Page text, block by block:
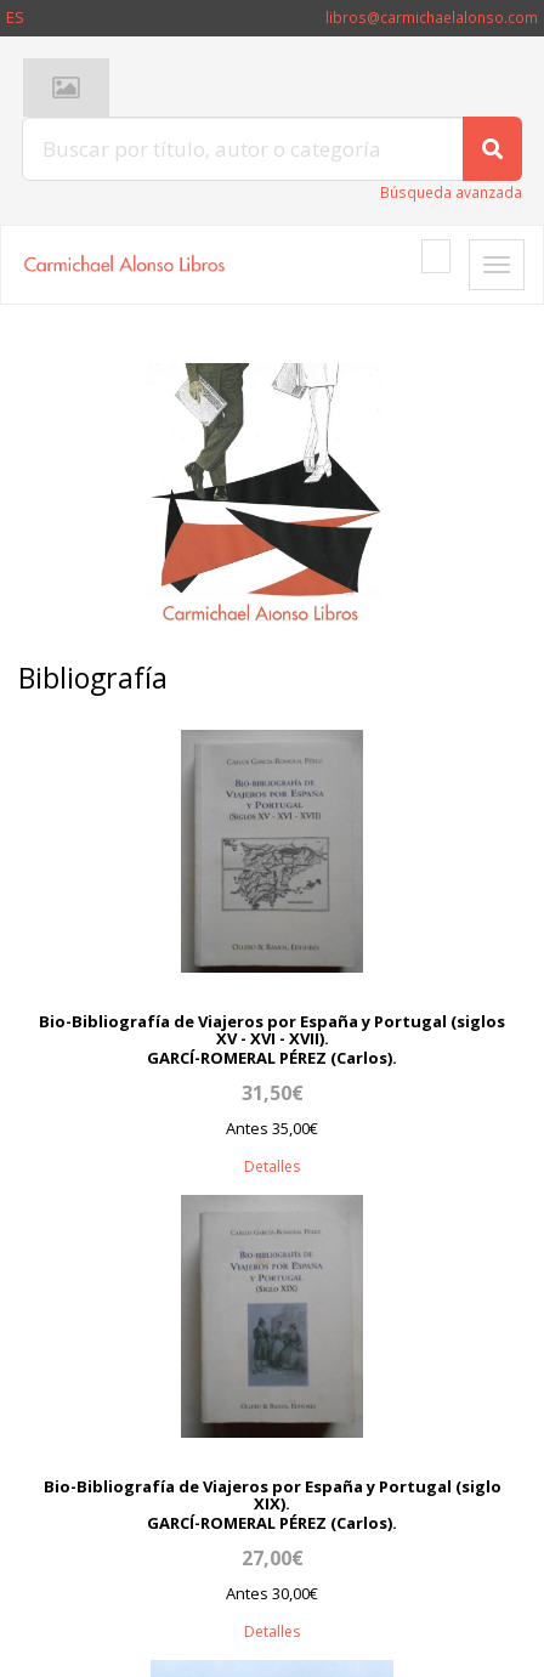
ES libros@carmichaelalonso.com
Búsqueda avanzada
Toggle
Bibliografía
Bio-Bibliografía de Viajeros por España y Portugal (siglos
XV - XVI - XVII).
GARCÍ-ROMERAL PÉREZ (Carlos).
31,50€
Antes 35,00€
Detalles
Bio-Bibliografía de Viajeros por España y Portugal (siglo
XIX).
GARCÍ-ROMERAL PÉREZ (Carlos).
27,00€
Antes 30,00€
Detalles